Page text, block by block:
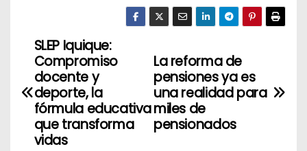
N
a
La reforma de
pensiones ya es
una realidad para
miles de
pensionados
SLEP Iquique:
Compromiso
docente y
deporte, la
fórmula educativa
que transforma
vidas